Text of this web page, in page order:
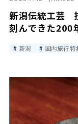
新潟伝統工芸
刻んできた200
新潟 国内旅行特